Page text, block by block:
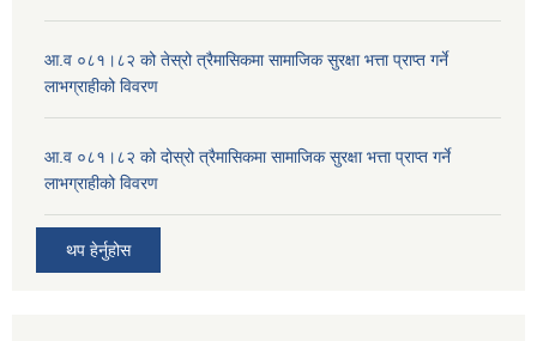
आ.व ०८१।८२ को तेस्रो त्रैमासिकमा सामाजिक सुरक्षा भत्ता प्राप्त गर्ने
लाभग्राहीको विवरण
आ.व ०८१।८२ को दोस्रो त्रैमासिकमा सामाजिक सुरक्षा भत्ता प्राप्त गर्ने
लाभग्राहीको विवरण
थप हेर्नुहोस